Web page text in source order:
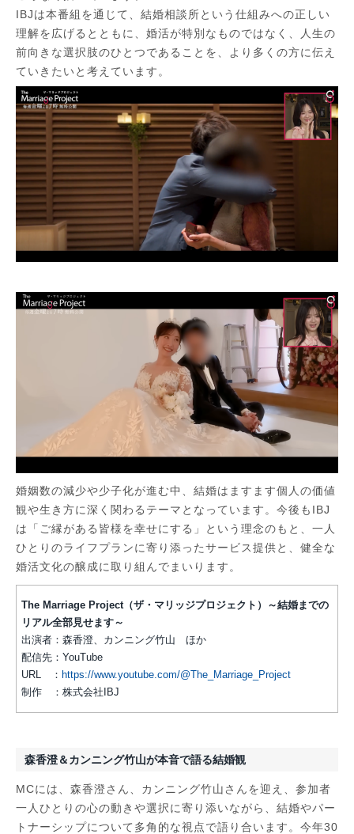
IBJは本番組を通じて、結婚相談所という仕組みへの正しい
理解を広げるとともに、婚活が特別なものではなく、人生の
前向きな選択肢のひとつであることを、より多くの方に伝え
ていきたいと考えています。
婚姻数の減少や少子化が進む中、結婚はますます個人の価値
観や生き方に深く関わるテーマとなっています。今後もIBJ
は「ご縁がある皆様を幸せにする」という理念のもと、一人
ひとりのライフプランに寄り添ったサービス提供と、健全な
婚活文化の醸成に取り組んでまいります。
The Marriage Project（ザ・マリッジプロジェクト）～結婚までの
リアル全部見せます～
出演者：森香澄、カンニング竹山 ほか
配信先：YouTube
URL ： https://www.youtube.com/@The_Marriage_Project
制作 ：株式会社IBJ
森香澄＆カンニング竹山が本音で語る結婚観
MCには、森香澄さん、カンニング竹山さんを迎え、参加者
一人ひとりの心の動きや選択に寄り添いながら、結婚やパー
トナーシップについて多角的な視点で語り合います。今年30